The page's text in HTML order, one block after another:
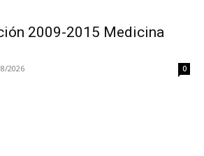
2009-2015 Medicina
2026 0